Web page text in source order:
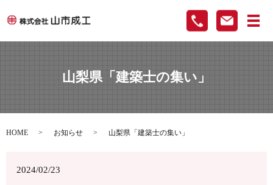
メ
山梨県「建築士の集い」
HOME お知らせ 山梨県「建築士の集い」
2024/02/23